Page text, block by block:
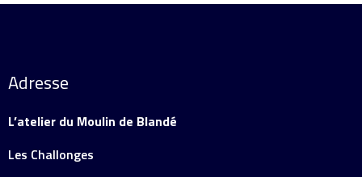
Adresse
L’atelier du Moulin de Blandé
Les Challonges